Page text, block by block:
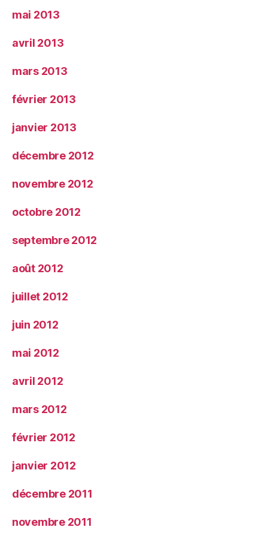
mai 2013
avril 2013
mars 2013
février 2013
janvier 2013
décembre 2012
novembre 2012
octobre 2012
septembre 2012
août 2012
juillet 2012
juin 2012
mai 2012
avril 2012
mars 2012
février 2012
janvier 2012
décembre 2011
novembre 2011